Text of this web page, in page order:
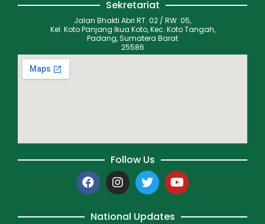
Sekretariat
Jalan Bhakti Abri RT. 02 / RW. 05,
Kel. Koto Panjang Ikua Koto, Kec. Koto Tangah,
Padang, Sumatera Barat
25586
Follow Us
National Updates